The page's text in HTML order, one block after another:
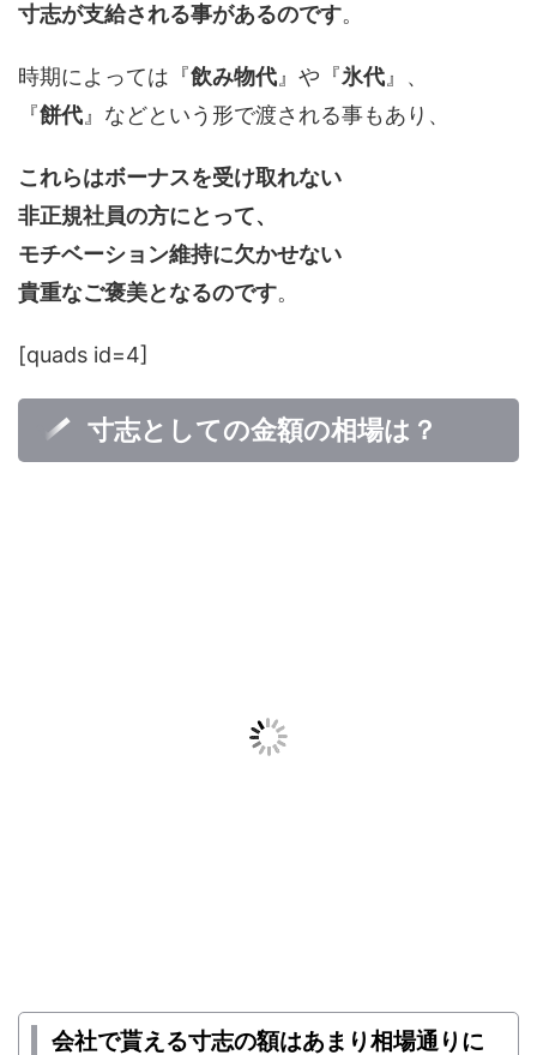
寸志が支給される事があるのです。
時期によっては『飲み物代 』や『氷代 』、
『餅代 』などという形で渡される事もあり、
これらはボーナスを受け取れない
非正規社員の方にとって、
モチベーション維持に欠かせない
貴重なご褒美となるのです。
[quads id=4]
寸志としての金額の相場は？
会社で貰える寸志の額はあまり相場通りに